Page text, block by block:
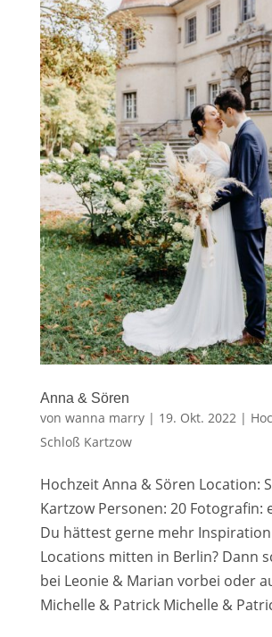
Anna & Sören
von wanna marry| 19. Okt. 2022 |
Schloß Kartzow
Hochzeit Anna & Sören Location:
Kartzow Personen: 20 Fotografin:
Du hättest gerne mehr
Locations mitten in Berlin? Dann
bei Leonie & Marian vorbei oder
Michelle & Patrick Michelle &